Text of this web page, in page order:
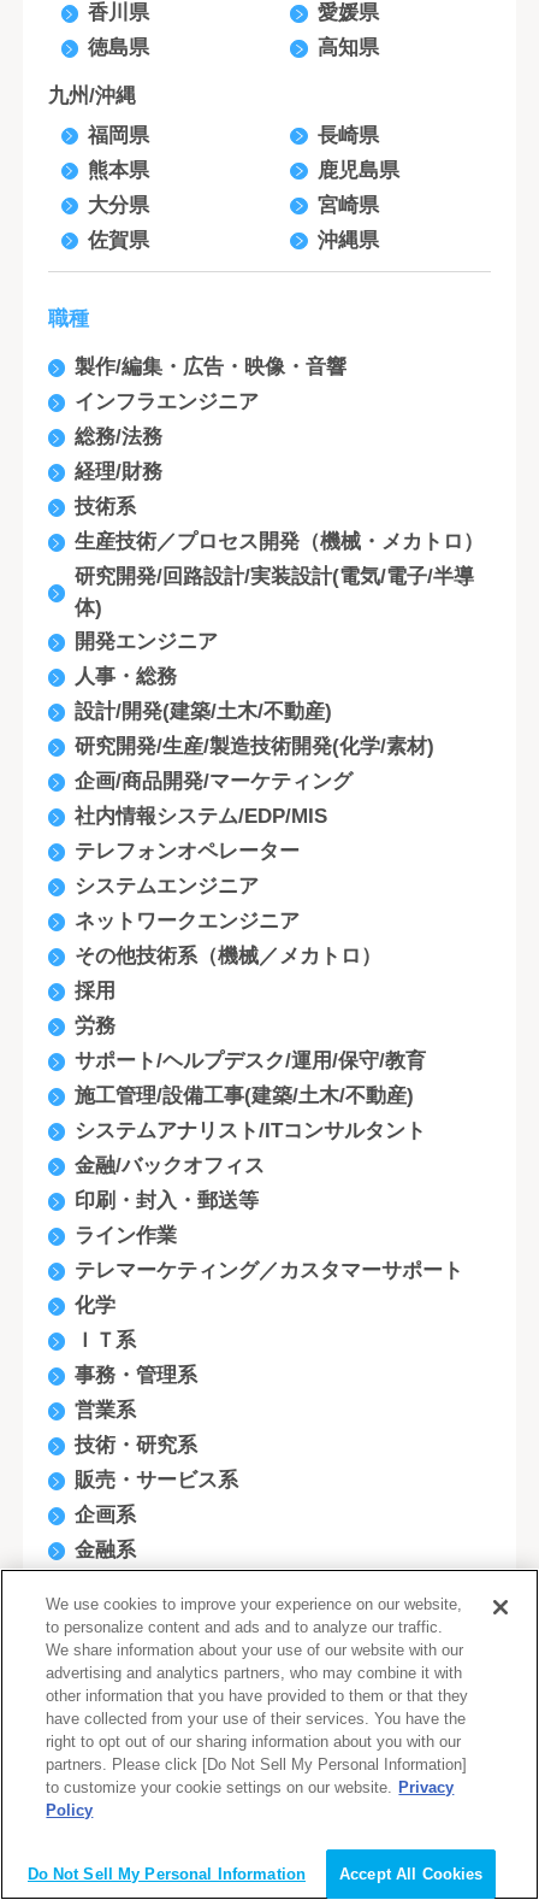
香川県
愛媛県
徳島県
高知県
九州/沖縄
福岡県
長崎県
熊本県
鹿児島県
大分県
宮崎県
佐賀県
沖縄県
職種
製作/編集・広告・映像・音響
インフラエンジニア
総務/法務
経理/財務
技術系
生産技術／プロセス開発（機械・メカトロ）
研究開発/回路設計/実装設計(電気/電子/半導
体)
開発エンジニア
人事・総務
設計/開発(建築/土木/不動産)
研究開発/生産/製造技術開発(化学/素材)
企画/商品開発/マーケティング
社内情報システム/EDP/MIS
テレフォンオペレーター
システムエンジニア
ネットワークエンジニア
その他技術系（機械／メカトロ）
採用
労務
サポート/ヘルプデスク/運用/保守/教育
施工管理/設備工事(建築/土木/不動産)
システムアナリスト/ITコンサルタント
金融/バックオフィス
印刷・封入・郵送等
ライン作業
テレマーケティング／カスタマーサポート
化学
ＩＴ系
事務・管理系
営業系
技術・研究系
販売・サービス系
企画系
金融系
デザイナー(WEB/モバイル/ゲーム関連)
医療・福祉系
軽作業・清掃系
商品管理・購買・仕入・物流
教育・保育・公共サービス系
ヘルスキーパー
その他
We use cookies to improve your experience on our website,
to personalize content and ads and to analyze our traffic.
We share information about your use of our website with our
advertising and analytics partners, who may combine it with
other information that you have provided to them or that they
have collected from your use of their services. You have the
right to opt out of our sharing information about you with our
partners. Please click [Do Not Sell My Personal Information]
to customize your cookie settings on our website. Privacy
Policy
Do Not Sell My Personal Information Accept All Cookies